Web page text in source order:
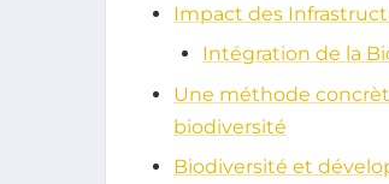
Impact des
Intégration de la
Une méthode
biodiversité
Biodiversité et